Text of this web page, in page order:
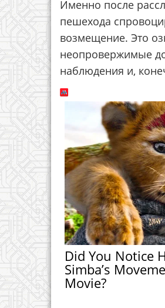
Именно после
пешехода
возмещение. Это
неопровержимые
наблюдения и,
Did You Notice
Simba’s
Movie?